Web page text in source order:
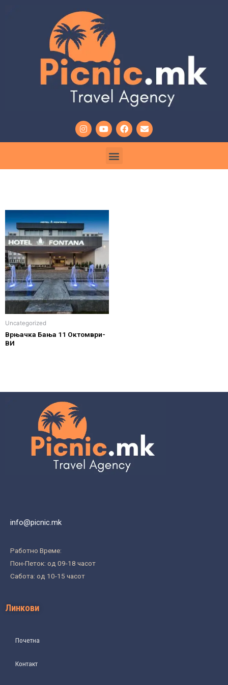
Uncategorized
Врњачка Бања 11 Октомври-
ВИ
info@picnic.mk
Работно Време:
Пон-Петок: од 09-18 часот
Сабота: од 10-15 часот
Линкови
Почетна
Контакт